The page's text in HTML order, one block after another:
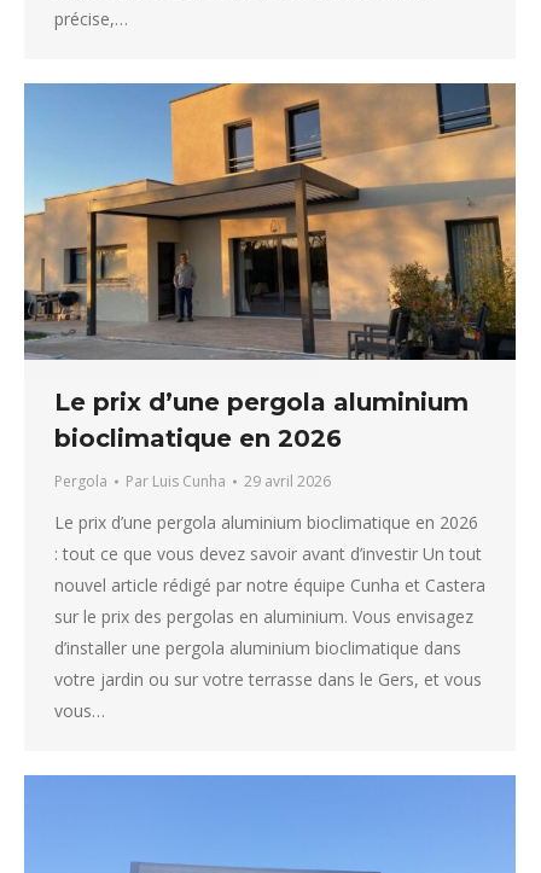
précise,…
Le prix d’une pergola aluminium
bioclimatique en 2026
Pergola Par Luis Cunha 29 avril 2026
Le prix d’une pergola aluminium bioclimatique en 2026
: tout ce que vous devez savoir avant d’investir Un tout
nouvel article rédigé par notre équipe Cunha et Castera
sur le prix des pergolas en aluminium. Vous envisagez
d’installer une pergola aluminium bioclimatique dans
votre jardin ou sur votre terrasse dans le Gers, et vous
vous…